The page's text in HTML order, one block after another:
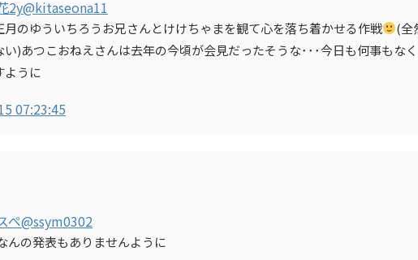
︎2y@kitaseona11
月のゆういちろうお兄さんとけけちゃまを観て心を落ち着かせる作戦
(全
い)あつこおねえさんは去年の今頃が会見だったそうな･･･今日も何事もなく
ように
07:23:45
ペ@ssym0302
んの発表もありませんように